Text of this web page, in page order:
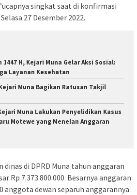
singkat saat di konfirmasi
27 Desember 2022.
H, Kejari Muna Gelar Aksi Sosial:
Layanan Kesehatan
Muna Bagikan Ratusan Takjil
Muna Lakukan Penyelidikan Kasus
Motewe yang Menelan Anggaran
dinas di DPRD Muna tahun anggaran
Rp 7.373.800.000. Besarnya anggaran
anggota dewan separuh anggarannya